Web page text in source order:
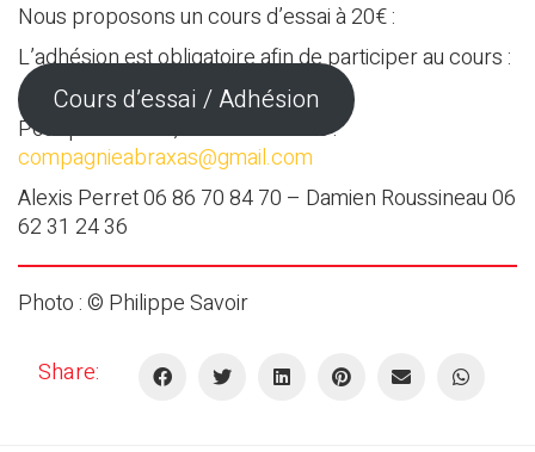
Nous proposons un cours d’essai à 20€ :
L’adhésion est obligatoire afin de participer au cours :
Cours d’essai / Adhésion
Pour plus d’infos, contactez-nous :
compagnieabraxas@gmail.com
Alexis Perret 06 86 70 84 70 – Damien Roussineau 06
62 31 24 36
Photo : © Philippe Savoir
Share: